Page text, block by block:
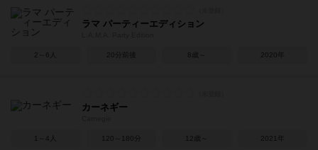
ラマ パーティーエディション
2～6人 20分前後 8歳～ 2020年
カーネギー
1～4人 120～180分 12歳～ 2021年